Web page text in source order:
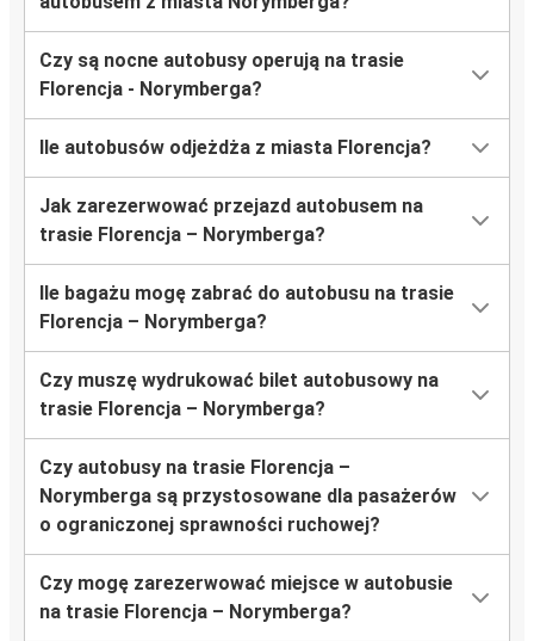
Czy są nocne autobusy operują na trasie
Florencja - Norymberga?
Ile autobusów odjeżdża z miasta Florencja?
Jak zarezerwować przejazd autobusem na
trasie Florencja – Norymberga?
Ile bagażu mogę zabrać do autobusu na trasie
Florencja – Norymberga?
Czy muszę wydrukować bilet autobusowy na
trasie Florencja – Norymberga?
Czy autobusy na trasie Florencja –
Norymberga są przystosowane dla pasażerów
o ograniczonej sprawności ruchowej?
Czy mogę zarezerwować miejsce w autobusie
na trasie Florencja – Norymberga?